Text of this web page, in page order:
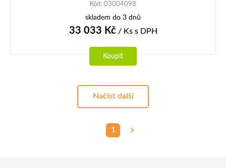
Kód: 03004098
skladem do 3 dnů
33 033 Kč/ Ks s DPH
Koupit
Načíst další
1